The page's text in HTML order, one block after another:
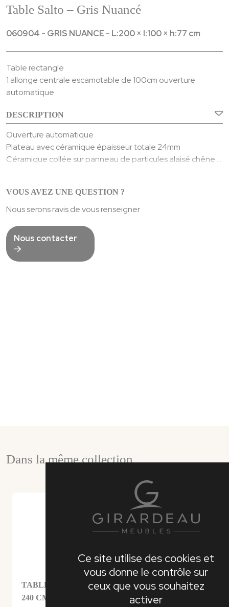
Table Salto – Gris Nuancé
060904 - GRIS NUANCE - L:200 × l:100 × h:77 cm
Table rectangle
1 allonge centrale escamotable de 100cm ouverture
automatique
DESCRIPTION
Ouverture automatique
Plateau avec céramique épaisseur totale 24mm
Céramique collée sur panneau de particules alaisé chêne –
Pieds trapèze
Longueur table ouverte avec 1 allonge : 3,00m
Table livrée démontée.
Pour les meubles, tables et chaises, de légères différences
VOUS AVEZ UNE QUESTION ?
Nous serons ravis de vous renseigner
Nous contacter
Dans la même collection
TABLE MADRID C
240 CM
TABLE MADRID C
200 CM
Ce site utilise des cookies et
vous donne le contrôle sur
ceux que vous souhaitez
activer